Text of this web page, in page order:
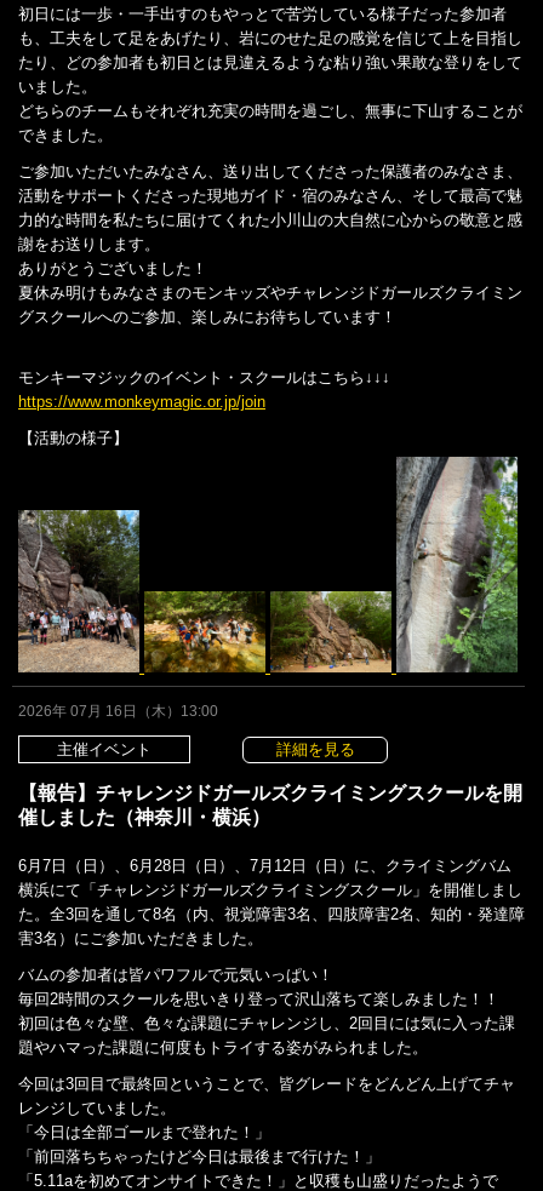
初日には一歩・一手出すのもやっとで苦労している様子だった参加者
も、工夫をして足をあげたり、岩にのせた足の感覚を信じて上を目指し
たり、どの参加者も初日とは見違えるような粘り強い果敢な登りをして
いました。
どちらのチームもそれぞれ充実の時間を過ごし、無事に下山することが
できました。
ご参加いただいたみなさん、送り出してくださった保護者のみなさま、
活動をサポートくださった現地ガイド・宿のみなさん、そして最高で魅
力的な時間を私たちに届けてくれた小川山の大自然に心からの敬意と感
謝をお送りします。
ありがとうございました！
夏休み明けもみなさまのモンキッズやチャレンジドガールズクライミン
グスクールへのご参加、楽しみにお待ちしています！
モンキーマジックのイベント・スクールはこちら↓↓↓
https://www.monkeymagic.or.jp/join
【活動の様子】
2026年 07月 16日（木）13:00
主催イベント 詳細を見る
【報告】チャレンジドガールズクライミングスクールを開
催しました（神奈川・横浜）
6月7日（日）、6月28日（日）、7月12日（日）に、クライミングバム
横浜にて「チャレンジドガールズクライミングスクール」を開催しまし
た。全3回を通して8名（内、視覚障害3名、四肢障害2名、知的・発達障
害3名）にご参加いただきました。
バムの参加者は皆パワフルで元気いっぱい！
毎回2時間のスクールを思いきり登って沢山落ちて楽しみました！！
初回は色々な壁、色々な課題にチャレンジし、2回目には気に入った課
題やハマった課題に何度もトライする姿がみられました。
今回は3回目で最終回ということで、皆グレードをどんどん上げてチャ
レンジしていました。
「今日は全部ゴールまで登れた！」
「前回落ちちゃったけど今日は最後まで行けた！」
「5.11aを初めてオンサイトできた！」と収穫も山盛りだったようで